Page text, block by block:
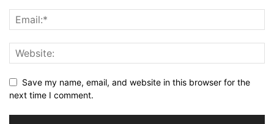
Save my name, email, and website in this browser for the
next time I comment.